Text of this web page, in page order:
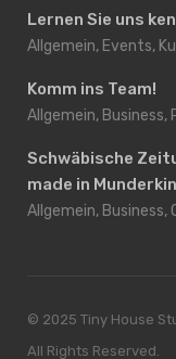
Lernen Sie uns
Allgemein, Events,
Komm ins Team!
Allgemein,
Schwäbische
made in
Allgemein, Business,
© 2025 Tiny House
All Rights Reserved.